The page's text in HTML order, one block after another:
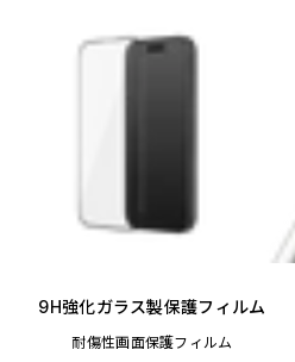
9H強化ガラス製保護フィルム
耐傷性画面保護フィルム